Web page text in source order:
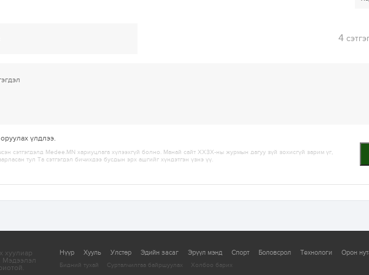
4
үлдлээ.
сэтгэгдэлд Medee.MN хариуцлага хүлээхгүй болно. Манай сайт ХХЗХ-ны журмын дагуу зүй зохисгүй зарим үг,
тул Та сэтгэгдэл бичихдээ бусдын эрх ашгийг хүндэтгэн үзнэ үү.
хуулиар
Мэдээлэл
Нүүр Хууль Улстөр Эдийн засаг Эрүүл мэнд Спорт Боловсрол Технологи Орон
Бидний тухай Сурталчилгаа байршуулах Холбоо барих